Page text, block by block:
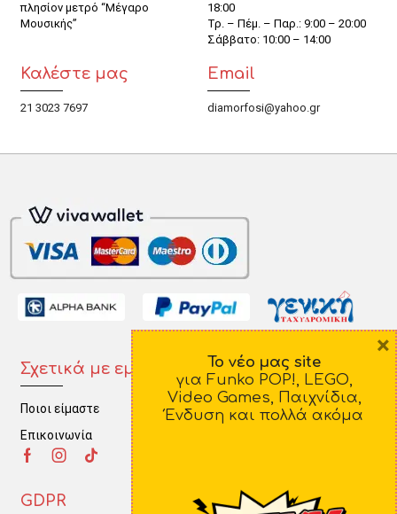
πλησίον μετρό “Μέγαρο
Μουσικής”
18:00
Τρ. – Πέμ. – Παρ.: 9:00 – 20:00
Σάββατο: 10:00 – 14:00
Καλέστε μας
21 3023 7697
Email
diamorfosi@yahoo.gr
Σχετικά με εμάς
Ποιοι είμαστε
Επικοινωνία
Πληροφορίες
Τρόποι Πληρωμής
GDPR
Το νέο μας site
για Funko POP!, LEGO,
Video Games, Παιχνίδια,
Ένδυση και πολλά ακόμα
×